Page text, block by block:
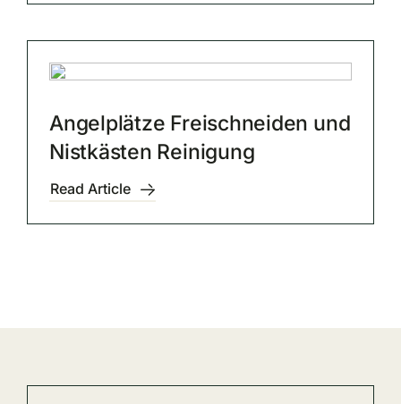
Angelplätze Freischneiden und
Nistkästen Reinigung
Read Article